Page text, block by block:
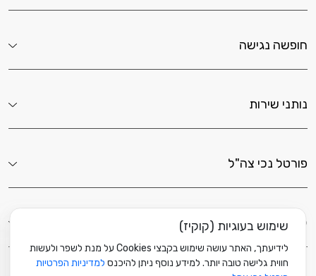
שימוש בעוגיות (קוקיז)
לידיעתך, האתר עושה שימוש בקבצי Cookies על מנת לשפר ולעשות
חווית גלישה טובה יותר. למידע נוסף ניתן להיכנס למדיניות הפרטיות
חופשה נגישה
נותני שירות
פורטל נכי צה"ל
לשירותך כאן